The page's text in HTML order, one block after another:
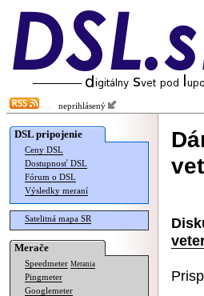
neprihlásený
DSL pripojenie
Ceny DSL
Dostupnosť DSL
Fórum o DSL
Výsledky meraní
Satelitná mapa SR
Merače
Speedmeter Merania
Pingmeter
Googlemeter